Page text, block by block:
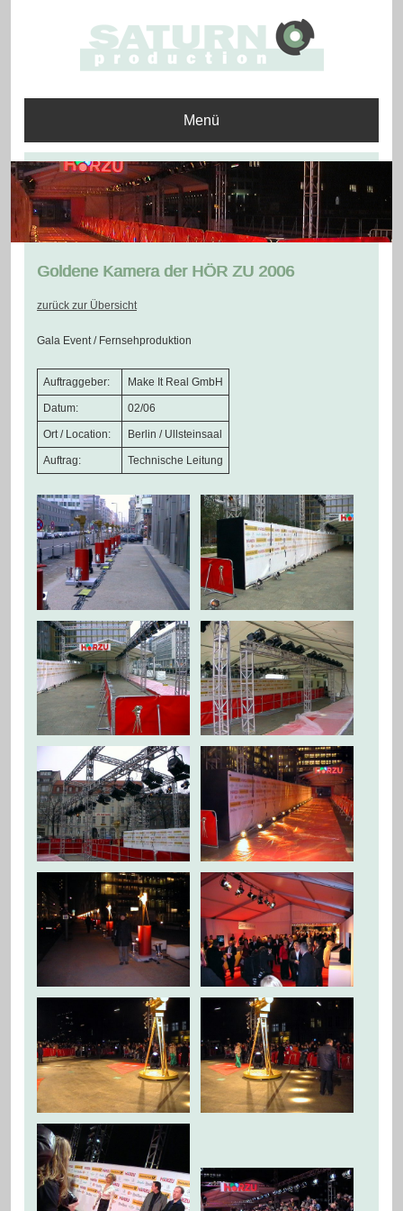
Menü
Goldene Kamera der HÖR ZU 2006
zurück zur Übersicht
Gala Event / Fernsehproduktion
Auftraggeber: Make It Real GmbH
Datum: 02/06
Ort / Location: Berlin / Ullsteinsaal
Auftrag: Technische Leitung